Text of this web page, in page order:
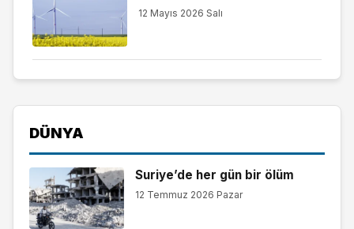
12 Mayıs 2026 Salı
DÜNYA
Suriye’de her gün bir ölüm
12 Temmuz 2026 Pazar